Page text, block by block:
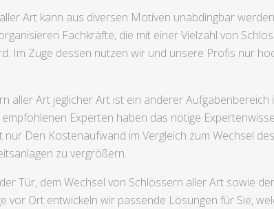
Art kann aus diversen Motiven unabdingbar
Fachkräfte, die mit einer Vielzahl von
Im Zuge dessen nutzen wir und unsere Profis nur
aller Art jeglicher Art ist ein anderer
Experten haben das nötige
Den Kostenaufwand im Vergleich zum Wechsel
zu vergrößern.
Tür, dem Wechsel von Schlössern aller Art sowie
vor Ort entwickeln wir passende Lösungen für Sie,